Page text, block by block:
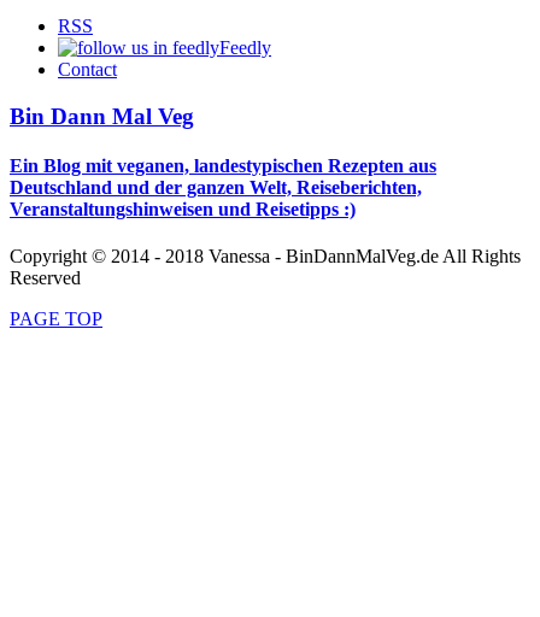
RSS
Feedly
Contact
Bin Dann Mal Veg
Ein Blog mit veganen, landestypischen Rezepten aus
Deutschland und der ganzen Welt, Reiseberichten,
Veranstaltungshinweisen und Reisetipps :)
Copyright © 2014 - 2018 Vanessa - BinDannMalVeg.de All Rights
Reserved
PAGE TOP